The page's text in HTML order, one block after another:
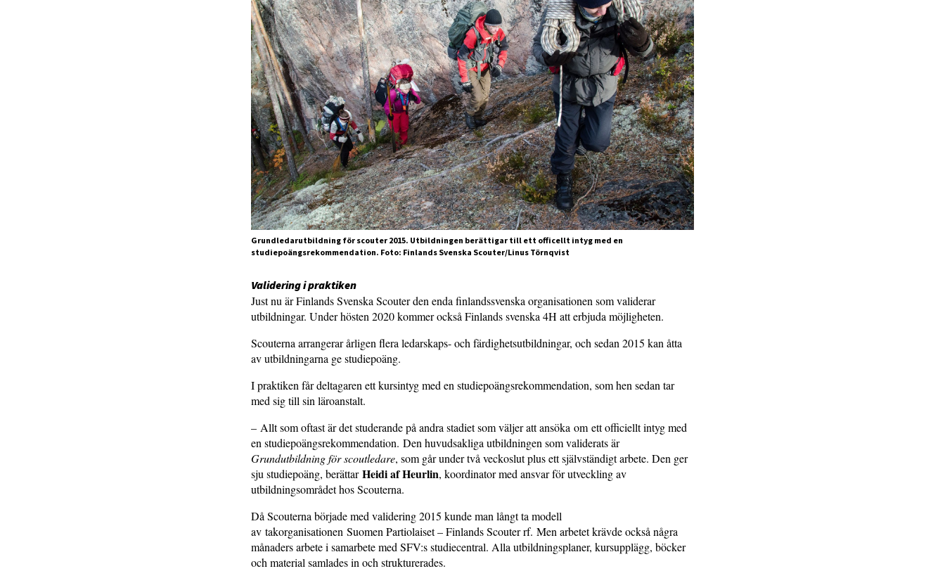
Grundledarutbildning för scouter 2015. Utbildningen berättigar till ett officellt intyg med en
studiepoängsrekommendation. Foto: Finlands Svenska Scouter/Linus Törnqvist
Validering i praktiken
Just nu är Finlands Svenska Scouter den enda finlandssvenska organisationen som validerar
utbildningar. Under hösten 2020 kommer också Finlands svenska 4H att erbjuda möjligheten.
Scouterna arrangerar årligen flera ledarskaps- och färdighetsutbildningar, och sedan 2015 kan åtta
av utbildningarna ge studiepoäng.
I praktiken får deltagaren ett kursintyg med en studiepoängsrekommendation, som hen sedan tar
med sig till sin läroanstalt.
– Allt som oftast är det studerande på andra stadiet som väljer att ansöka om ett officiellt intyg med
en studiepoängsrekommendation. Den huvudsakliga utbildningen som validerats är
Grundutbildning för scoutledare, som går under två veckoslut plus ett självständigt arbete. Den ger
sju studiepoäng, berättarHeidi af Heurlin, koordinator med ansvar för utveckling av
utbildningsområdet hos Scouterna.
Då Scouterna började med validering 2015 kunde man långt ta modell
av takorganisationen Suomen Partiolaiset – Finlands Scouter rf. Men arbetet krävde också några
månaders arbete i samarbete med SFV:s studiecentral. Alla utbildningsplaner, kursupplägg, böcker
och material samlades in och strukturerades.